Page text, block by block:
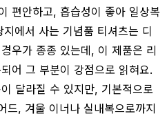
편안하고, 흡습성이 좋아 일상복
에서 사는 기념품 티셔츠는 디
우가 종종 있는데, 이 제품은 리
어 그 부분이 강점으로 읽혀요.
달라질 수 있지만, 기본적으로
드, 겨울 이너나 실내복으로까지